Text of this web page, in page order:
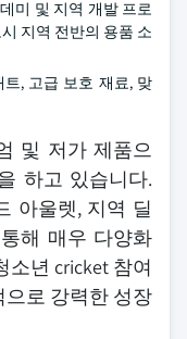
미 및 지역 개발 프로
지역 전반의 용품 소
, 고급 보호 재료, 맞
및 저가 제품으
하고 있습니다.
아울렛, 지역 딜
해 매우 다양화
소년 cricket 참여
로 강력한 성장